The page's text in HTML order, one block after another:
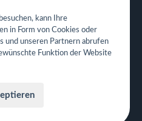
Eigene App für Restaurant
kann Ihre
in Form von Cookies oder
und unseren Partnern abrufen
Funktion der Website